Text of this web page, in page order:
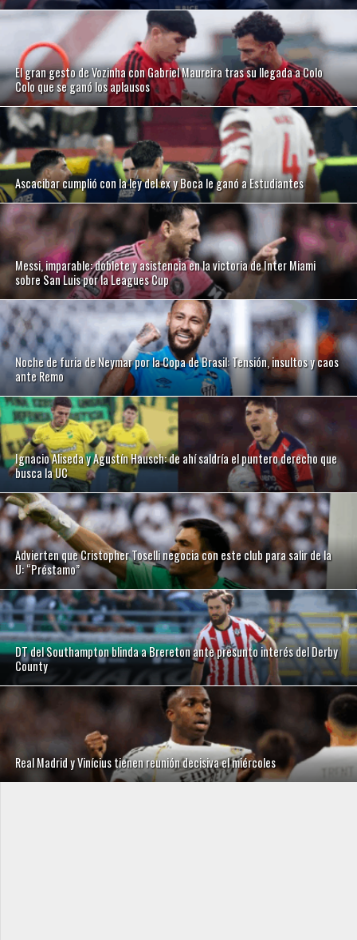
El gran gesto de Vozinha con Gabriel Maureira tras su llegada a Colo
Colo que se ganó los aplausos
Ascacibar cumplió con la ley del ex y Boca le ganó a Estudiantes
Messi, imparable: doblete y asistencia en la victoria de Inter Miami
sobre San Luis por la Leagues Cup
Noche de furia de Neymar por la Copa de Brasil: Tensión, insultos y caos
ante Remo
Ignacio Aliseda y Agustín Hausch: de ahí saldría el puntero derecho que
busca la UC
Advierten que Cristopher Toselli negocia con este club para salir de la
U: “Préstamo”
DT del Southampton blinda a Brereton ante presunto interés del Derby
County
Real Madrid y Vinícius tienen reunión decisiva el miércoles